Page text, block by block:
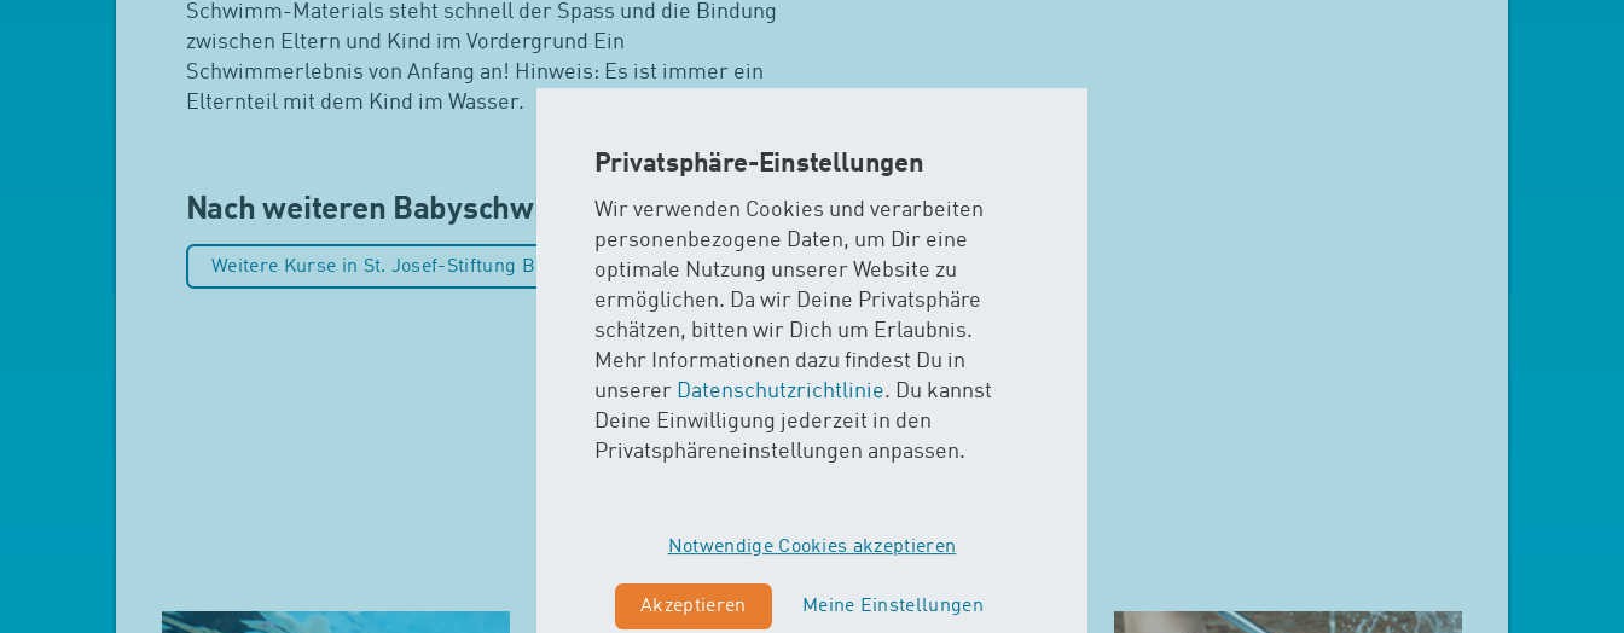
Privatsphäre-Einstellungen
Wir verwenden Cookies und verarbeiten
personenbezogene Daten, um Dir eine
optimale Nutzung unserer Website zu
ermöglichen. Da wir Deine Privatsphäre
schätzen, bitten wir Dich um Erlaubnis.
Mehr Informationen dazu findest Du in
unserer Datenschutzrichtlinie. Du kannst
Deine Einwilligung jederzeit in den
Privatsphäreneinstellungen anpassen.
Notwendige Cookies akzeptieren
Akzeptieren Meine Einstellungen
Schwimm-Materials steht schnell der Spass und die Bindung
zwischen Eltern und Kind im Vordergrund Ein
Schwimmerlebnis von Anfang an! Hinweis: Es ist immer ein
Elternteil mit dem Kind im Wasser.
Nach weiteren Babyschwimmkursen suchen
Weitere Kurse in St. Josef-Stiftung Bremgarten Weitere Kurse in Aargau